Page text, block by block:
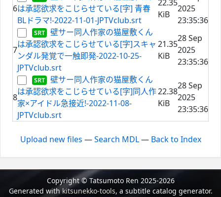
6は承認欲求をこじらせている[字] 青春
BLドラマ!-2022-11-01-JPTVclub.srt
22.35
KiB
2025
23:35:36
7
壁サー同人作家の猫屋敷くん
は承認欲求をこじらせている[字]スキャ
ンダル発覚で一触即発-2022-10-25-
JPTVclub.srt
21.35
KiB
28 Sep
2025
23:35:36
8
壁サー同人作家の猫屋敷くん
は承認欲求をこじらせている[字]同人作
家×アイドル急接近!-2022-11-08-
JPTVclub.srt
22.38
KiB
28 Sep
2025
23:35:36
Upload new files —Search MDL— Back to Index
Copyright © Tatsumoto Ren 2025-2026
Generated withkitsunekko-tools, a subtitle catalog generator.